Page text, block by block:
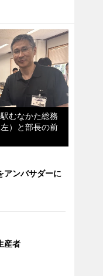
むなかた総務
）と部長の前
アンバサダーに
産者